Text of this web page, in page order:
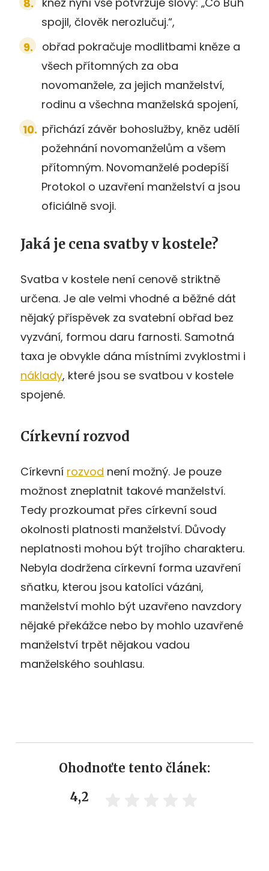
spojil, člověk nerozlučuj.“,
obřad pokračuje modlitbami kněze a
všech přítomných za oba
novomanžele, za jejich manželství,
rodinu a všechna manželská spojení,
přichází závěr bohoslužby, kněz udělí
požehnání novomanželům a všem
přítomným. Novomanželé podepíší
Protokol o uzavření manželství a jsou
oficiálně svoji.
Jaká je cena svatby v kostele?
Svatba v kostele není cenově striktně
určena. Je ale velmi vhodné a běžné dát
nějaký příspěvek za svatební obřad bez
vyzvání, formou daru farnosti. Samotná
taxa je obvykle dána místními zvyklostmi i
náklady, které jsou se svatbou v kostele
spojené.
Církevní rozvod
Církevní rozvod není možný. Je pouze
možnost zneplatnit takové manželství.
Tedy prozkoumat přes církevní soud
okolnosti platnosti manželství. Důvody
neplatnosti mohou být trojího charakteru.
Nebyla dodržena církevní forma uzavření
sňatku, kterou jsou katolíci vázáni,
manželství mohlo být uzavřeno navzdory
nějaké překážce nebo by mohlo uzavřené
manželství trpět nějakou vadou
manželského souhlasu.
Ohodnoťte tento článek:
4,2